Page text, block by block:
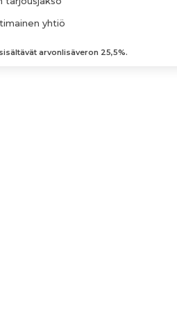
yhtiö
arvonlisäveron 25,5%.